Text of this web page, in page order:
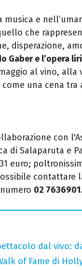
e
che
disperazione,
Gaber e l’opera
al vino, alla
una cena tra
con
di Salaparuta e
euro;
contattare
02 7636901.
dal vivo:
of Fame di